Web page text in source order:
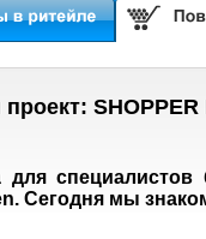
SHOPPER
специалистов
Сегодня мы